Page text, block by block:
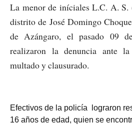
La menor de iníciales L.C. A. S.
distrito de José Domingo
de Azángaro, el pasado 09
realizaron la denuncia ante
multado y clausurado.
Efectivos de la policía lograron
16 años de edad, quien se